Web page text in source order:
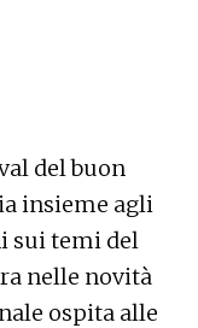
del buon
insieme agli
sui temi del
nelle novità
ospita alle